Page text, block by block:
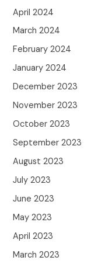
April 2024
March 2024
February 2024
January 2024
December 2023
November 2023
October 2023
September 2023
August 2023
July 2023
June 2023
May 2023
April 2023
March 2023